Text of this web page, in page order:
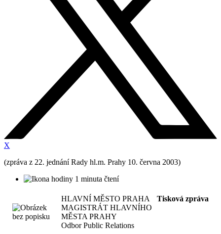
X
(zpráva z 22. jednání Rady hl.m. Prahy 10. června 2003)
1 minuta čtení
HLAVNÍ MĚSTO PRAHA
MAGISTRÁT HLAVNÍHO
MĚSTA PRAHY
Odbor Public Relations
Tisková zpráva